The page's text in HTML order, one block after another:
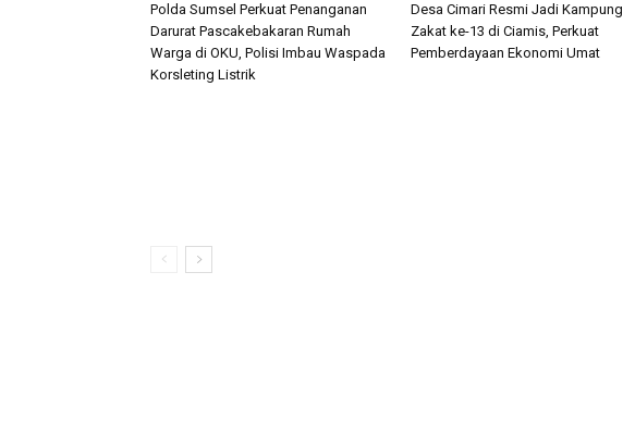
Polda Sumsel Perkuat Penanganan
Darurat Pascakebakaran Rumah
Warga di OKU, Polisi Imbau Waspada
Korsleting Listrik
Desa Cimari Resmi Jadi Kampung
Zakat ke-13 di Ciamis, Perkuat
Pemberdayaan Ekonomi Umat